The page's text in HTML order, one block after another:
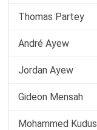
Thomas Partey
André Ayew
Jordan Ayew
Gideon Mensah
Mohammed Kudus